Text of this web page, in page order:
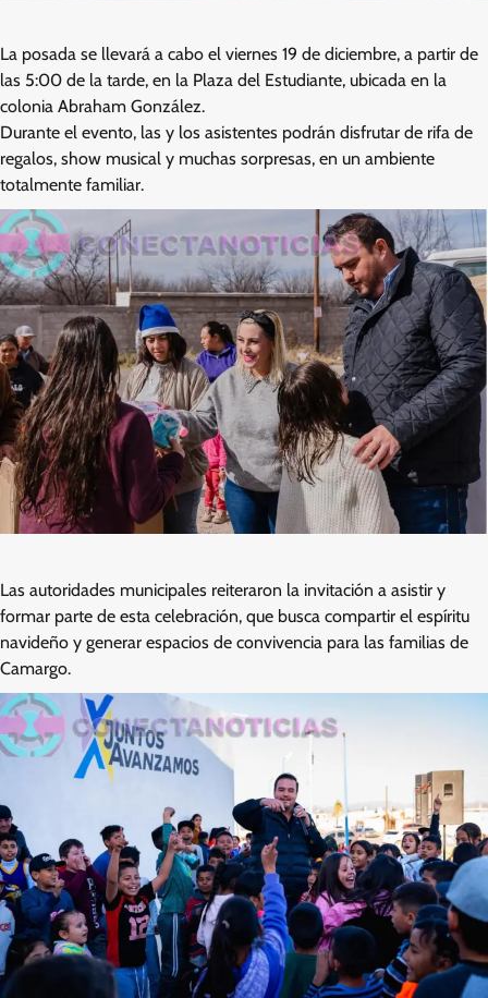
La posada se llevará a cabo el viernes 19 de diciembre, a partir de
las 5:00 de la tarde, en la Plaza del Estudiante, ubicada en la
colonia Abraham González.
Durante el evento, las y los asistentes podrán disfrutar de rifa de
regalos, show musical y muchas sorpresas, en un ambiente
totalmente familiar.
Las autoridades municipales reiteraron la invitación a asistir y
formar parte de esta celebración, que busca compartir el espíritu
navideño y generar espacios de convivencia para las familias de
Camargo.